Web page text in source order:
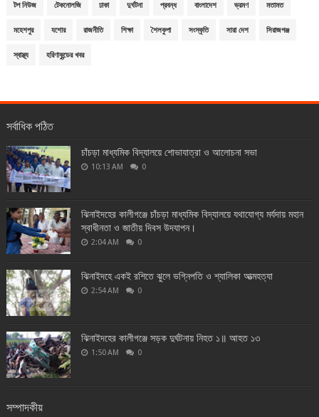
টপ নিউজ টেকনোলজি ঢাকা দুর্ঘটনা প্রবন্ধ বাংলাদেশ ভ্রমণ মতামত
মহেশপুর যশোর রাজনীতি শিক্ষা শৈলকুপা সংস্কৃতি সারা দেশ সিরাজগঞ্জ
স্বাস্থ্য হরিণাকুন্ডের খবর
সর্বাধিক পঠিত
চাঁচড়া মাধ্যমিক বিদ্যালয়ে শোভাযাত্রা ও আলোচনা সভা
10:13 AM 0
ঝিনাইদহের কালীগঞ্জে চাঁচড়া মাধ্যমিক বিদ্যালয়ে যথাযোগ্য মর্যদায় মহান
স্বাধীনতা ও জাতীয় দিবস উদযাপন।
2:04 AM 0
ঝিনাইদহে একই রশিতে ঝুলে ভগ্নিপতি ও শ্যালিকা আত্মহত্যা
2:54 AM 0
ঝিনাইদহের কালীগঞ্জে সড়ক দুর্ঘটনায় নিহত ১॥ আহত ১৩
1:50 AM 0
সম্পাদকীয়